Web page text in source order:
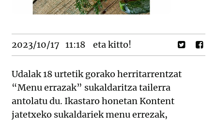
2023/10/17 11:18 eta kitto!
Udalak 18 urtetik gorako herritarrentzat
“Menu errazak” sukaldaritza tailerra
antolatu du. Ikastaro honetan Kontent
jatetxeko sukaldariek menu errezak,